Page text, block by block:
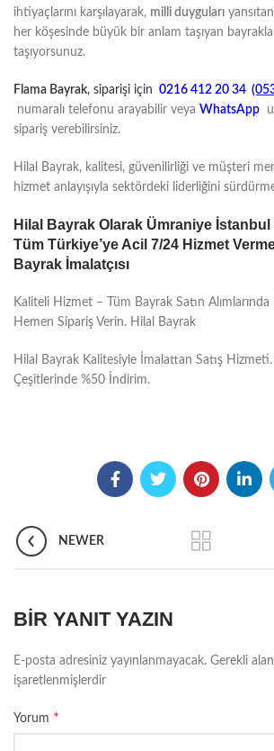
ihtiyaçlarını karşılayarak, milli duyguları
her köşesinde büyük bir anlam taşıyan
taşıyorsunuz.
Flama Bayrak, siparişi için 0216 412 20 34
numaralı telefonu arayabilir veya WhatsApp
sipariş verebilirsiniz.
Hilal Bayrak, kalitesi, güvenilirliği ve müşteri
hizmet anlayışıyla sektördeki liderliğini
Hilal Bayrak Olarak Ümraniye
Tüm Türkiye’ye Acil 7/24 Hizmet
Bayrak İmalatçısı
Kaliteli Hizmet – Tüm Bayrak Satın
Hemen Sipariş Verin. Hilal Bayrak
Hilal Bayrak Kalitesiyle İmalattan Satış
Çeşitlerinde %50 İndirim.
NEWER
BIR YANIT YAZIN
E-posta adresiniz yayınlanmayacak. Gerekli
işaretlenmişlerdir
Yorum *